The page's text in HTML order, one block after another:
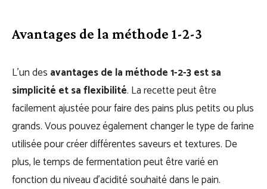
Avantages de la méthode 1-2-3
L’un des avantages de la méthode 1-2-3 est sa
simplicité et sa flexibilité. La recette peut être
facilement ajustée pour faire des pains plus petits ou plus
grands. Vous pouvez également changer le type de farine
utilisée pour créer différentes saveurs et textures. De
plus, le temps de fermentation peut être varié en
fonction du niveau d’acidité souhaité dans le pain.